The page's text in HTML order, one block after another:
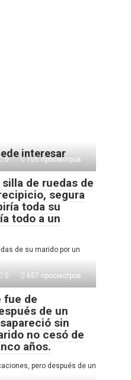
interesar
0 105 просмотров
de ruedas de
segura
toda su
todo a un
de su marido por un
0 657 просмотров
fue de
de un
sin
no cesó de
años.
pero después de un